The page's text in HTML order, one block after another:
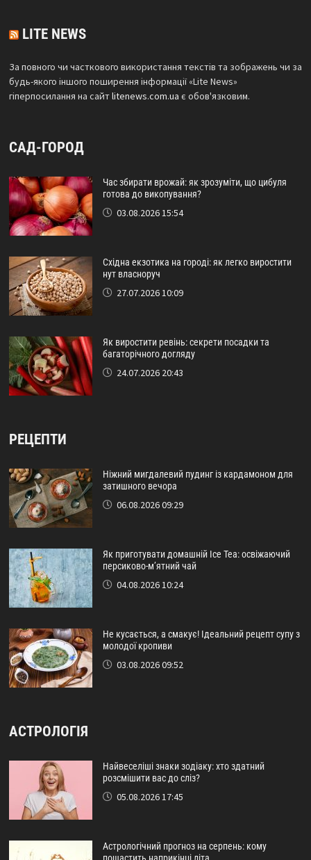
LITE NEWS
За повного чи часткового використання текстів та зображень чи за
будь-якого іншого поширення інформації «Lite News»
гіперпосилання на сайтlitenews.com.ua є обов'язковим.
САД-ГОРОД
Час збирати врожай: як зрозуміти, що цибуля
готова до викопування?
03.08.2026 15:54
Східна екзотика на городі: як легко виростити
нут власноруч
27.07.2026 10:09
Як виростити ревінь: секрети посадки та
багаторічного догляду
24.07.2026 20:43
РЕЦЕПТИ
Ніжний мигдалевий пудинг із кардамоном для
затишного вечора
06.08.2026 09:29
Як приготувати домашній Ice Tea: освіжаючий
персиково-м’ятний чай
04.08.2026 10:24
Не кусається, а смакує! Ідеальний рецепт супу з
молодої кропиви
03.08.2026 09:52
АСТРОЛОГІЯ
Найвеселіші знаки зодіаку: хто здатний
розсмішити вас до сліз?
05.08.2026 17:45
Астрологічний прогноз на серпень: кому